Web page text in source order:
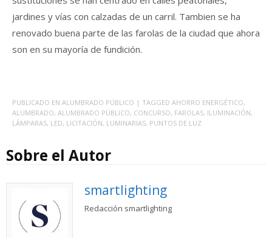
jardines y vías con calzadas de un carril. Tambien se ha
renovado buena parte de las farolas de la ciudad que ahora
son en su mayoría de fundición.
PUBLICADO EN ALUMBRADO PÚBLICO | TAGGED AHORRO ENERGÉTICO,
ALUMBRADO, ALUMBRADO PÚBLICO, CONCURSO, FAROLAS, ILUMINACIÓN,
LÁMPARAS, LED, LICITACIÓN, LUMINARIAS, PUNTOS DE LUZ
Sobre el Autor
smartlighting
Redacción smartlighting